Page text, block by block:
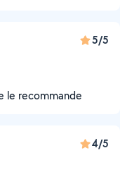
5/5
le recommande
4/5